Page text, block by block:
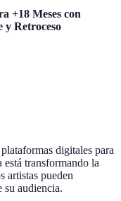
+18 Meses con
y Retroceso
digitales para
transformando la
artistas pueden
su audiencia.